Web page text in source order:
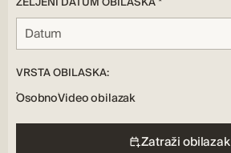
VRSTA OBILASKA:
OsobnoVideo obilazak
Zatraži obilazak